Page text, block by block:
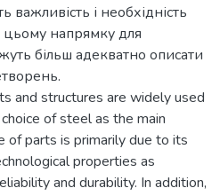
важливість і необхідність
напрямку для
більш адекватно описати
and structures are widely used
of steel as the main
of parts is primarily due to its
properties as
and durability. In addition,